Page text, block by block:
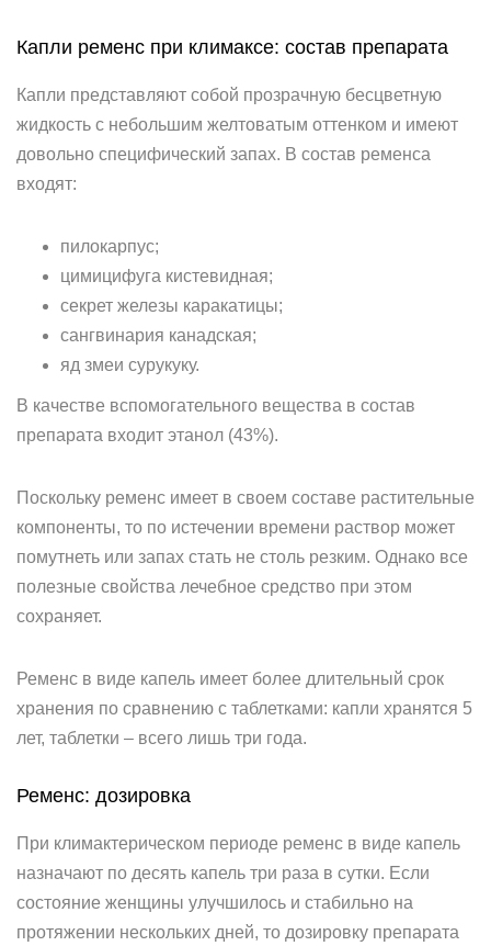
Капли ременс при климаксе: состав препарата
Капли представляют собой прозрачную бесцветную
жидкость с небольшим желтоватым оттенком и имеют
довольно специфический запах. В состав ременса
входят:
пилокарпус;
цимицифуга кистевидная;
секрет железы каракатицы;
сангвинария канадская;
яд змеи сурукуку.
В качестве вспомогательного вещества в состав
препарата входит этанол (43%).
Поскольку ременс имеет в своем составе растительные
компоненты, то по истечении времени раствор может
помутнеть или запах стать не столь резким. Однако все
полезные свойства лечебное средство при этом
сохраняет.
Ременс в виде капель имеет более длительный срок
хранения по сравнению с таблетками: капли хранятся 5
лет, таблетки – всего лишь три года.
Ременс: дозировка
При климактерическом периоде ременс в виде капель
назначают по десять капель три раза в сутки. Если
состояние женщины улучшилось и стабильно на
протяжении нескольких дней, то дозировку препарата